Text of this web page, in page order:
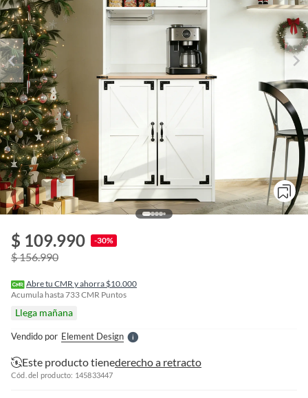
$ 109.990 -30%
$ 156.990
Abre tu CMR y ahorra $10.000
Acumula hasta733CMR Puntos
Llega mañana
Vendido por Element DesignS
e
r
Este producto tienederecho a retracto
Cód. del producto: 145833447